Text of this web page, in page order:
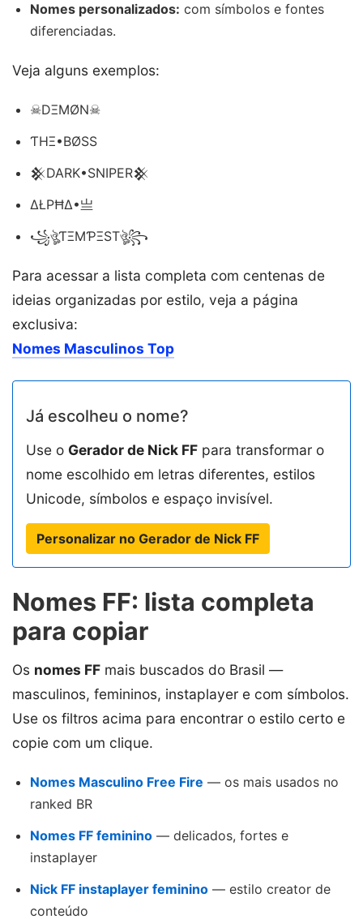
Nomes personalizados: com símbolos e fontes
diferenciadas.
Veja alguns exemplos:
☠︎DΞMØN☠︎
ƬHΞ•BØSS
𒆜DARK•SNIPER𒆜
ΔŁPĦΔ•亗
꧁ঔৣƬΞMƤΞSTঔৣ꧂
Para acessar a lista completa com centenas de
ideias organizadas por estilo, veja a página
exclusiva:
Nomes Masculinos Top
Já escolheu o nome?
Use o Gerador de Nick FF para transformar o
nome escolhido em letras diferentes, estilos
Unicode, símbolos e espaço invisível.
Personalizar no Gerador de Nick FF
Nomes FF: lista completa
para copiar
Os nomes FF mais buscados do Brasil —
masculinos, femininos, instaplayer e com símbolos.
Use os filtros acima para encontrar o estilo certo e
copie com um clique.
Nomes Masculino Free Fire — os mais usados no
ranked BR
Nomes FF feminino — delicados, fortes e
instaplayer
Nick FF instaplayer feminino — estilo creator de
conteúdo